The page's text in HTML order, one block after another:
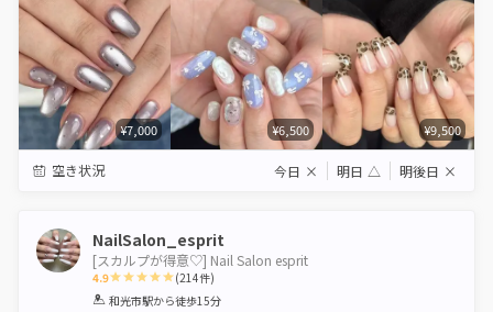
¥7,000 ¥6,500 ¥9,500
空き状況 今日 × 明日 △ 明後日 ×
NailSalon_esprit
[スカルプが得意♡] Nail Salon esprit
4.9
1 2 3 4 5
(214件)
和光市駅から徒歩15分